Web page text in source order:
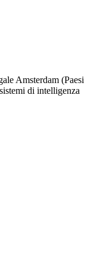
Amsterdam (Paesi
di intelligenza